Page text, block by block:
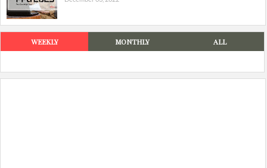
WEEKLY MONTHLY ALL